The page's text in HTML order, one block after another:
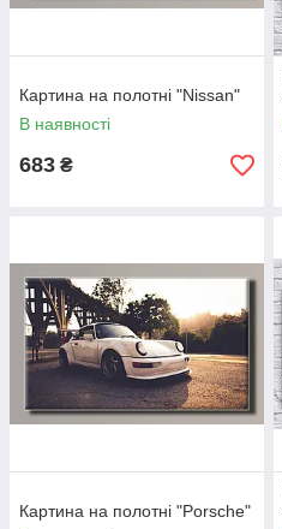
Картина на полотні "Nissan"
В наявності
683 ₴
Картина на полотні "Porsche"